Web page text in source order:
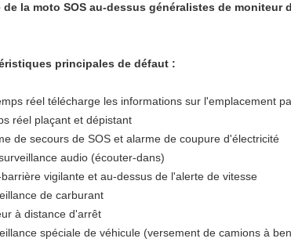
de la moto SOS au-dessus généralistes de
principales de défaut :
réel télécharge les informations sur l'emplacement
réel plaçant et dépistant
de secours de SOS et alarme de coupure d'électricité
audio (écouter-dans)
vigilante et au-dessus de l'alerte de vitesse
de carburant
à distance d'arrêt
spéciale de véhicule (versement de camions à